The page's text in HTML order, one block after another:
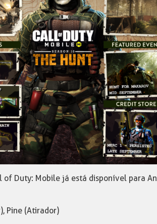
of Duty: Mobile já está disponível para
Pine (Atirador)